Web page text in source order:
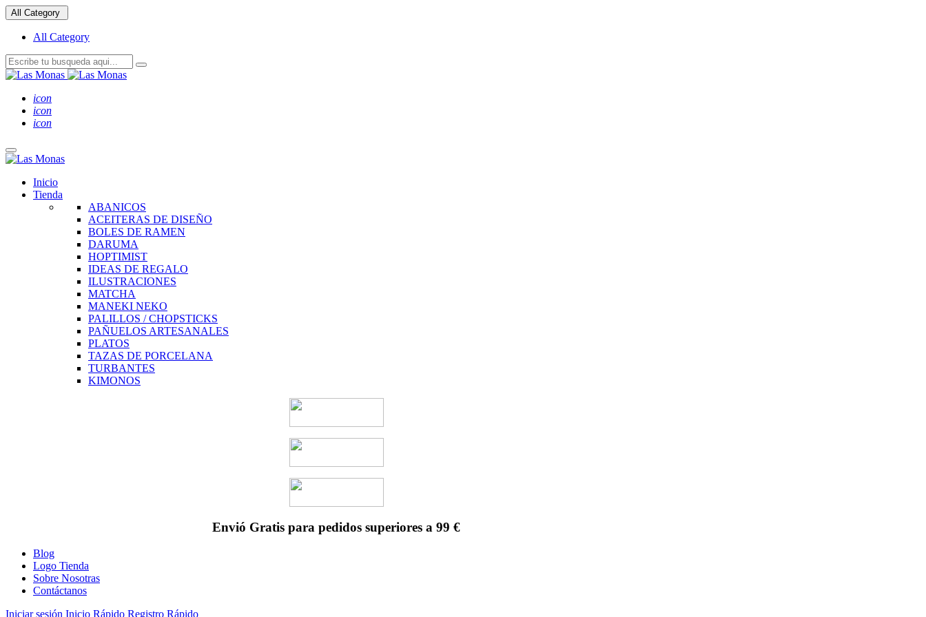
All Category
All Category
icon
icon
icon
Inicio
Tienda
ABANICOS
ACEITERAS DE DISEÑO
BOLES DE RAMEN
DARUMA
HOPTIMIST
IDEAS DE REGALO
ILUSTRACIONES
MATCHA
MANEKI NEKO
PALILLOS / CHOPSTICKS
PAÑUELOS ARTESANALES
PLATOS
TAZAS DE PORCELANA
TURBANTES
KIMONOS
Envió Gratis para pedidos superiores a 99 €
Blog
Logo Tienda
Sobre Nosotras
Contáctanos
Iniciar sesión Inicio Rápido Registro Rápido